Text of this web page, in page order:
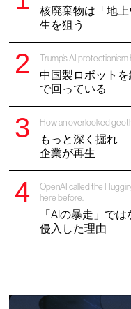
核廃棄物は「地
生を狙う
Trump’s AI
中国製ロボット
で回っている
How an overlooked
もっと深く掘れ
企業が再生
OpenAI called the
here before.
「AIの暴走」で
侵入した理由